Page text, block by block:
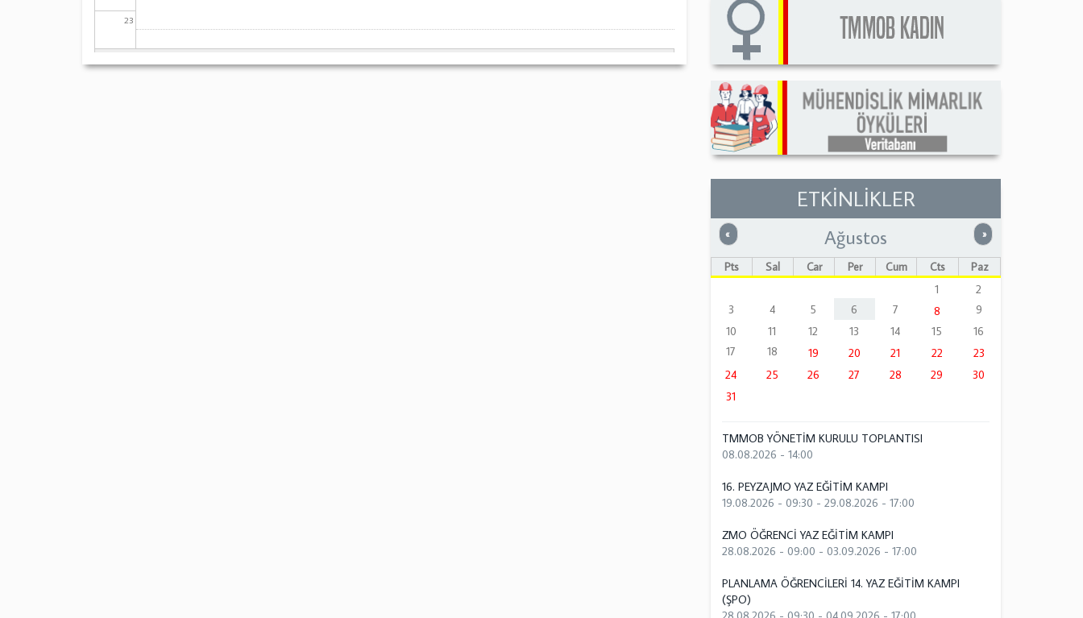
23
ETKİNLİKLER
« Önceki »Sonraki
Ağustos
Pts Sal Çar Per Cum Cts
Paz
1
2
3
4 5 6 7 8
9
10
11 12 13 14 15
16
17
18 19 20 21 22
23
24
25 26 27 28 29
30
31
TMMOB YÖNETİM KURULU TOPLANTISI
08.08.2026 - 14:00
16. PEYZAJMO YAZ EĞİTİM KAMPI
19.08.2026 - 09:30 -29.08.2026 - 17:00
ZMO ÖĞRENCİ YAZ EĞİTİM KAMPI
28.08.2026 - 09:00 -03.09.2026 - 17:00
PLANLAMA ÖĞRENCİLERİ 14. YAZ EĞİTİM KAMPI
(ŞPO)